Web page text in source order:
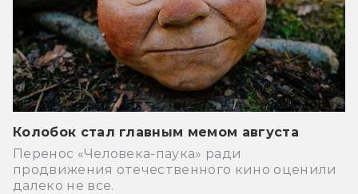
Колобок стал главным мемом августа
Перенос «Человека-паука» ради
продвижения отечественного кино оценили
далеко не все.